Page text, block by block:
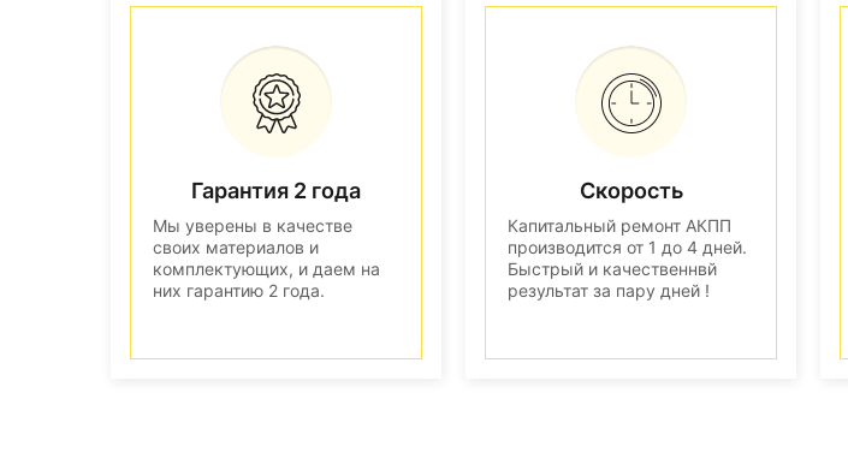
Гарантия 2 года
Мы уверены в качестве
своих материалов и
комплектующих, и даем на
них гарантию 2 года.
Скорость
Капитальный ремонт АКПП
производится от 1 до 4 дней.
Быстрый и качественнвй
результат за пару дней !